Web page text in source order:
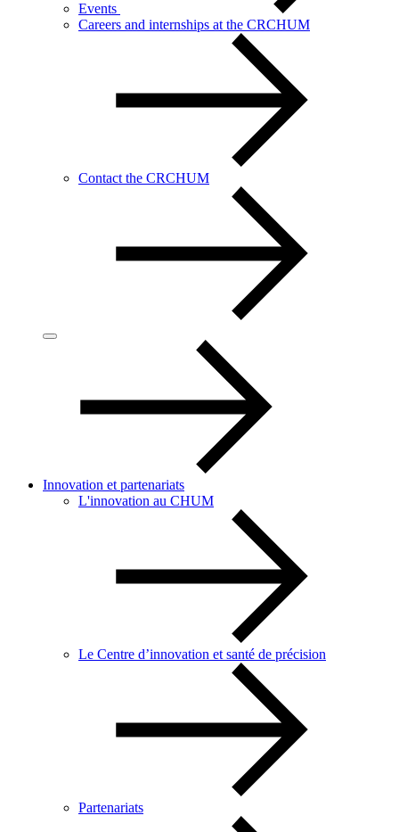
Events
Careers and internships at the CRCHUM
Contact the CRCHUM
Innovation et partenariats
L'innovation au CHUM
Le Centre d’innovation et santé de précision
Partenariats